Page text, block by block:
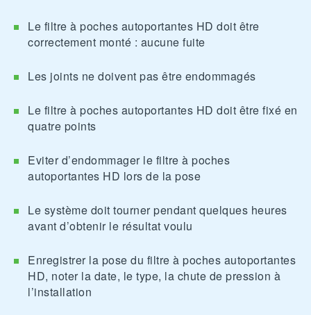
Le filtre à poches autoportantes HD doit être
correctement monté : aucune fuite
Les joints ne doivent pas être endommagés
Le filtre à poches autoportantes HD doit être fixé en
quatre points
Eviter d’endommager le filtre à poches
autoportantes HD lors de la pose
Le système doit tourner pendant quelques heures
avant d’obtenir le résultat voulu
Enregistrer la pose du filtre à poches autoportantes
HD, noter la date, le type, la chute de pression à
l’installation